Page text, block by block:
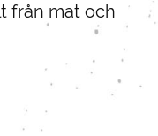
från mat och